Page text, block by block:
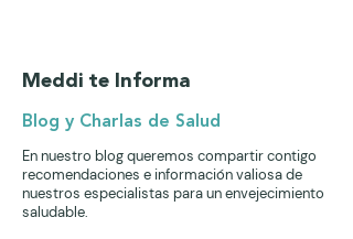
Meddi te Informa
Blog y Charlas de Salud
En nuestro blog queremos compartir contigo
recomendaciones e información valiosa de
nuestros especialistas para un envejecimiento
saludable.